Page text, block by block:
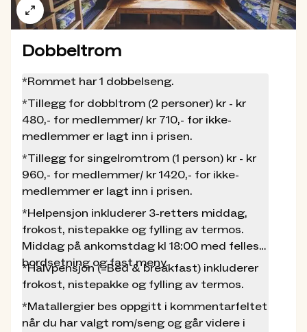
er tilrettelagt med følgende materiell og utstyr:
Volleyball/nett, andre utendørsspill, diverse
bordspill, kort, bøker, fiskestenger
Skoleperm som inneholder informasjon over
turen, turtips og praktiske aktiviteter
4 kanoer + 2 båter ved Jølvatnet
Lavvo
Oppskriftshefte basert på
proviantlageret (Selvbetjent
sesong)
I et nytt prosjekt har vi i DNT jobbet med å
utvikle et oppskriftshefte basert på
proviantlagrene på selvbetjeningshytter. Her
finner du en rekke fristende og overraskende
matretter du kan lage når du besøker våre
selvbetjente hytter.Ta en titt i vårt
Dobbeltrom
*Rommet har 1 dobbelseng.
*Tillegg for dobbltrom (2 personer) kr - kr
480,- for medlemmer/ kr 710,- for ikke-
medlemmer er lagt inn i prisen.
*Tillegg for singelromtrom (1 person) kr - kr
960,- for medlemmer/ kr 1420,- for ikke-
medlemmer er lagt inn i prisen.
*Helpensjon inkluderer 3-retters middag,
frokost, nistepakke og fylling av termos.
Middag på ankomstdag kl 18:00 med felles
bordsetning og fast meny.
*Halvpensjon (=Bed & breakfast) inkluderer
frokost, nistepakke og fylling av termos.
*Matallergier bes oppgitt i kommentarfeltet
når du har valgt rom/seng og går videre i